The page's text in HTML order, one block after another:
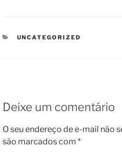
CATEGORIAS
UNCATEGORIZED
Deixe um comentário
O seu endereço de e-mail não
são marcados com *